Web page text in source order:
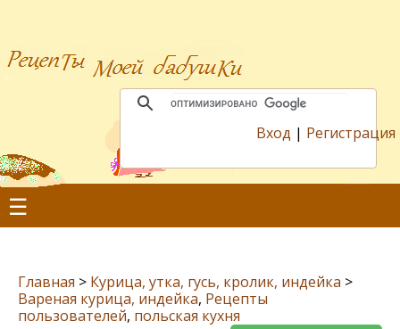
Вход | Регистрация
☰
Главная > Курица, утка, гусь, кролик, индейка >
Вареная курица, индейка, Рецепты
пользователей, польская кухня